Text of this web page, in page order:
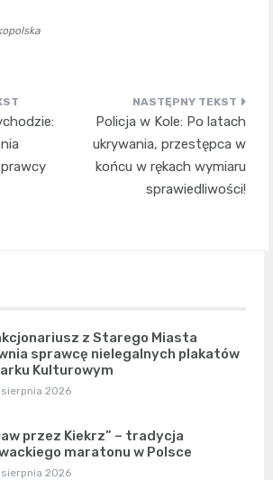
Policja w Kole: Po latach
ukrywania, przestępca w
końcu w rękach wymiaru
sprawiedliwości!
z Starego Miasta
sprawcę nielegalnych plakatów
Kulturowym
2026
przez Kiekrz” – tradycja
maratonu w Polsce
2026